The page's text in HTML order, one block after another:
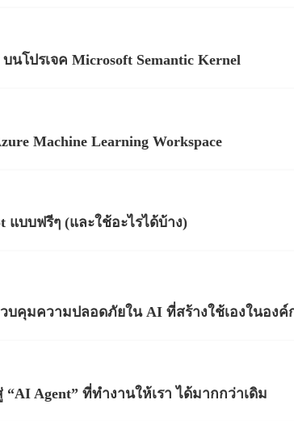
นโปรเจค Microsoft Semantic Kernel
Machine Learning Workspace
แบบฟรีๆ (และใช้อะไรได้บ้าง)
วบคุมความปลอดภัยใน AI ที่สร้างใช้เองในองค์
“AI Agent” ที่ทำงานให้เรา ได้มากกว่าเดิม